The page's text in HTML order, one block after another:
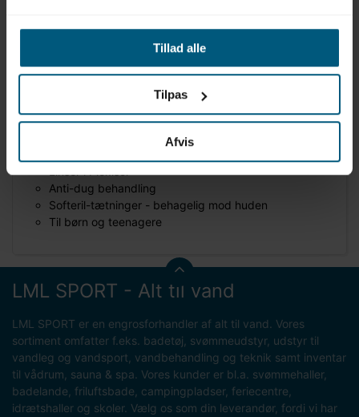
Tillad alle
Tilpas
Afvis
Produktinformation
Model: Mix
Varenummer: 0117MS556
Anti-dug behandling
Softeril-tætninger - behagelig mod huden
Til børn og teenagere
LML SPORT - Alt til vand
LML SPORT er en engrosforhandler af alt til vand. Vores
sortiment omfatter f.eks. badetøj, svømmeudstyr, udstyr til
vandleg og vandsport, vandbehandling og teknik samt inventar
til vådrum, sauna & spa. Vores kunder er bl.a. svømmehaller,
badelande, friluftsbade, campingpladser, feriecentre,
idrætshaller og skoler. Vælg os som din leverandør, fordi vi har